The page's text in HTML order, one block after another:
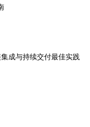
成与持续交付最佳实践